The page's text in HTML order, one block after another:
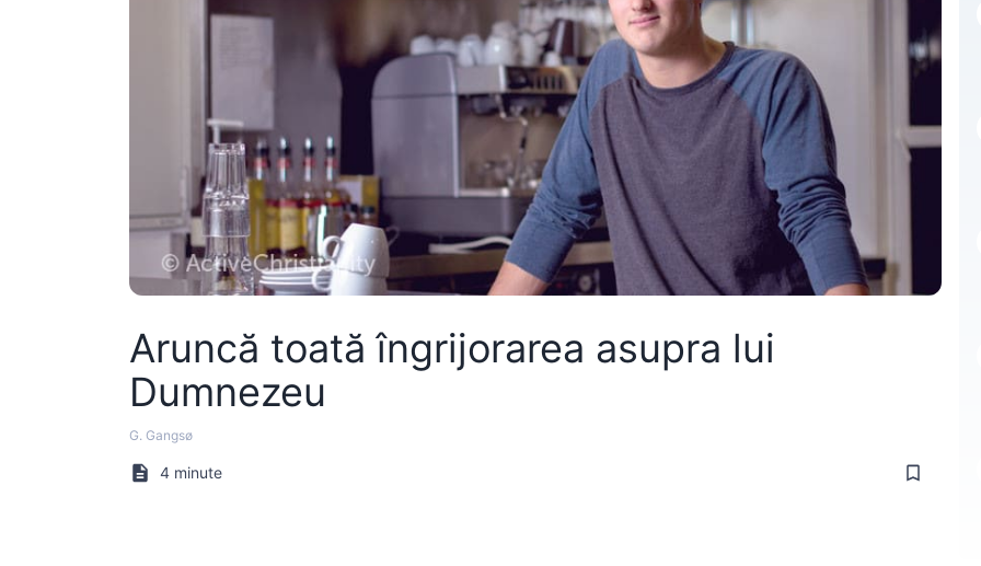
Aruncă toată îngrijorarea asupra lui
Dumnezeu
G. Gangsø
4 minute